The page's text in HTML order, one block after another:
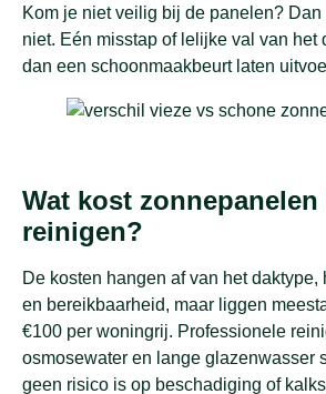
Kom je niet veilig bij de panelen?
niet. Eén misstap of lelijke val van het
dan een schoonmaakbeurt laten
Wat kost zonnepanelen
reinigen?
De kosten hangen af van het daktype,
en bereikbaarheid, maar liggen
€100 per woningrij. Professionele
osmosewater en lange glazenwasser
geen risico is op beschadiging of